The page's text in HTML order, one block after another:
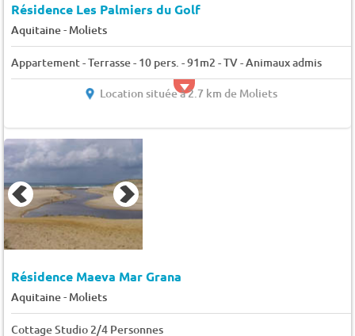
Résidence Les Palmiers du Golf
Aquitaine- Moliets
Appartement - Terrasse - 10 pers. - 91m2 - TV - Animaux admis
Location située à 2.7 km de Moliets
Résidence Maeva Mar Grana
Aquitaine- Moliets
Cottage Studio 2/4 Personnes